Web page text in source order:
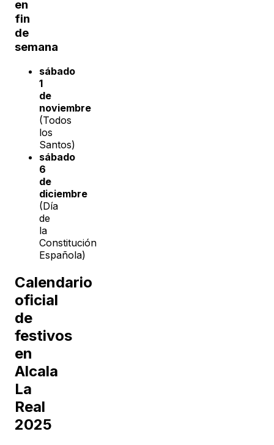
en
fin
de
semana
sábado
1
de
noviembre
(Todos
los
Santos)
sábado
6
de
diciembre
(Día
de
la
Constitución
Española)
Calendario
oficial
de
festivos
en
Alcala
La
Real
2025